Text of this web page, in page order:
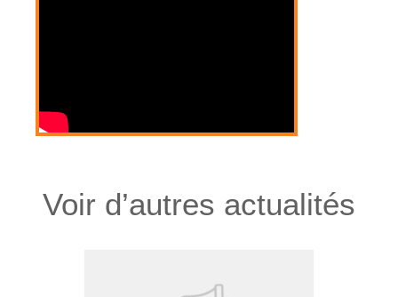
Voir d’autres actualités